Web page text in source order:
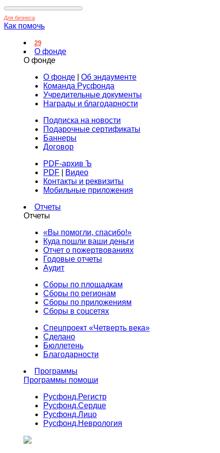
Для бизнеса
Как помочь
29
О фонде
О фонде
О фонде
Об эндаументе
Команда Русфонда
Учредительные документы
Награды и благодарности
Подписка на новости
Подарочные сертификаты
Баннеры
Договор
PDF-архив Ъ
PDF
Видео
Контакты и реквизиты
Мобильные приложения
Отчеты
Отчеты
«Вы помогли, спасибо!»
Куда пошли ваши деньги
Отчет о пожертвованиях
Годовые отчеты
Аудит
Сборы по площадкам
Сборы по регионам
Сборы по приложениям
Сборы в соцсетях
Спецпроект «Четверть века»
Сделано
Бюллетень
Благодарности
Программы
Программы помощи
Русфонд.Регистр
Русфонд.Сердце
Русфонд.Лицо
Русфонд.Неврология